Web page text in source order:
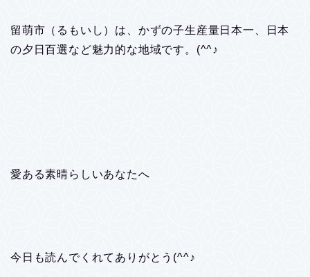
留萌市（るもいし）は、かずの子生産量日本一、日本
の夕日百選など魅力的な地域です。(^^♪
愛ある素晴らしいあなたへ
今日も読んでくれてありがとう(^^♪